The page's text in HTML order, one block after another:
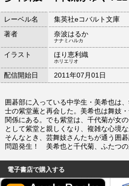
レーベル名
集英社eコバルト文庫
著者
奈波はるか
ナナミハルカ
イラスト ほり恵利織
ホリエリオ
配信開始日 2011年07月01日
囲碁部に入っている中学生・美希也は
士の紫堂薫と再会した。美希也は舞妓
関係にある。でも紫堂は、千代菊が女
として紫堂と親しくなり、複雑な心境
そんなとき、芸舞妓さんたちが通う囲
問題発生！ 美希也と千代菊、ふたつ
電子書店で購入する